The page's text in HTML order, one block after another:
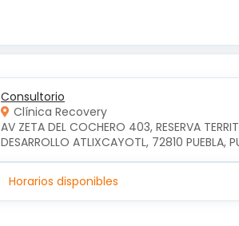
Consultorio
Clínica Recovery
AV ZETA DEL COCHERO 403, RESERVA
DESARROLLO ATLIXCAYOTL, 72810 PUEBLA,
Horarios disponibles